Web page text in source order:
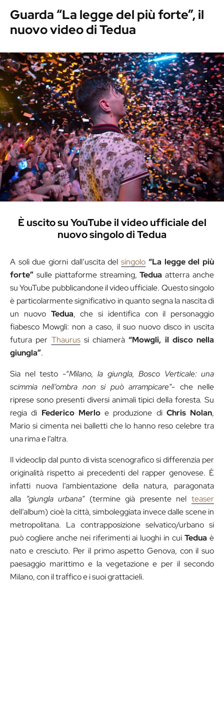
Guarda “La legge del più forte”, il
nuovo video di Tedua
È uscito su YouTube il video ufficiale del
nuovo singolo di Tedua
A soli due giorni dall’uscita delsingolo “La legge del più
forte” sulle piattaforme streaming,Tedua atterra anche
su YouTube pubblicandone il video ufficiale. Questo singolo
è particolarmente significativo in quanto segna la nascita di
un nuovoTedua, che si identifica con il personaggio
fiabesco Mowgli: non a caso, il suo nuovo disco in uscita
futura per Thaurussi chiamerà “Mowgli, il disco nella
giungla”.
Sia nel testo -“Milano, la giungla, Bosco Verticale: una
scimmia nell’ombra non si può arrampicare”- che nelle
riprese sono presenti diversi animali tipici della foresta. Su
regia di Federico Merloe produzione di Chris Nolan,
Mario si cimenta nei balletti che lo hanno reso celebre tra
una rima e l’altra.
Il videoclip dal punto di vista scenografico si differenzia per
originalità rispetto ai precedenti del rapper genovese. È
infatti nuova l’ambientazione della natura, paragonata
alla “giungla urbana”(termine già presente nelteaser
dell’album) cioè la città, simboleggiata invece dalle scene in
metropolitana. La contrapposizione selvatico/urbano si
può cogliere anche nei riferimenti ai luoghi in cuiTedua è
nato e cresciuto. Per il primo aspetto Genova, con il suo
paesaggio marittimo e la vegetazione e per il secondo
Milano, con il traffico e i suoi grattacieli.